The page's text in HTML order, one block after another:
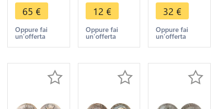
1/4 Stüber
Maximilian
Friedrich
1767 EG IK
Offer
65 €
Oppure fai
un'offerta
Austria 1
Kreutzer
Franz II
1803 H ->
12 €
Oppure fai
un'offerta
Aachen 12
Heller 1794
-> Make
Offer
32 €
Oppure fai
un'offerta